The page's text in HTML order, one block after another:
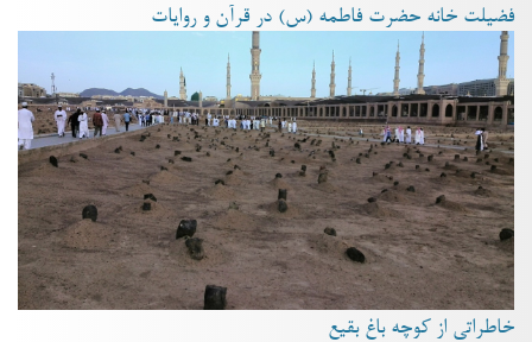
فضیلت خانه حضرت فاطمه (س) در قرآن و روایات
خاطراتی از کوچه باغ بقیع